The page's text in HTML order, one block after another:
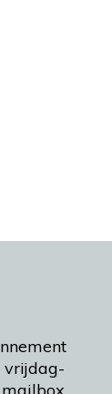
vrijdag-